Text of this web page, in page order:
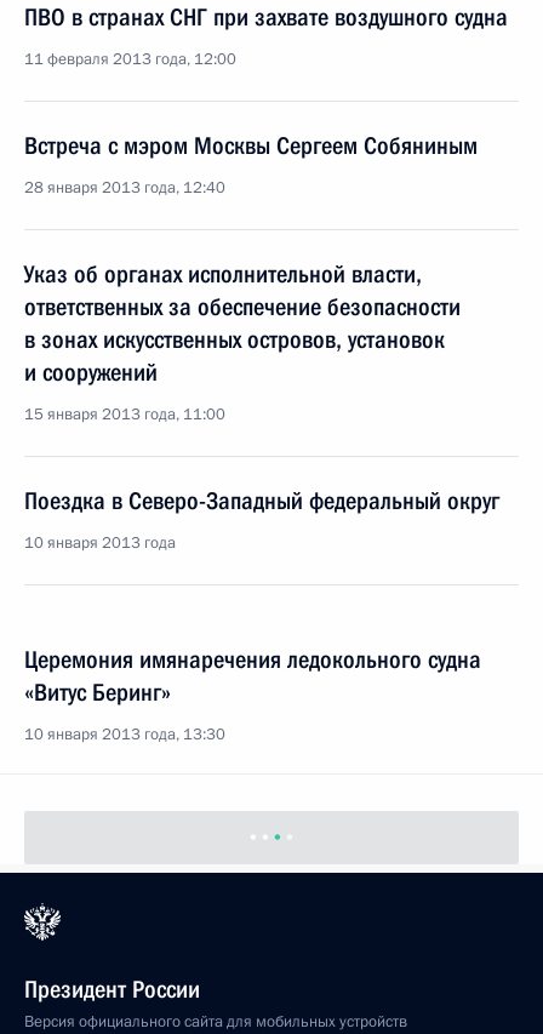
ПВО в странах СНГ при захвате воздушного судна
11 февраля 2013 года, 12:00
Встреча с мэром Москвы Сергеем Собяниным
28 января 2013 года, 12:40
Указ об органах исполнительной власти,
ответственных за обеспечение безопасности
в зонах искусственных островов, установок
и сооружений
15 января 2013 года, 11:00
Поездка в Северо-Западный федеральный округ
10 января 2013 года
Церемония имянаречения ледокольного судна
«Витус Беринг»
10 января 2013 года, 13:30
Президент России
Версия официального сайта для мобильных устройств